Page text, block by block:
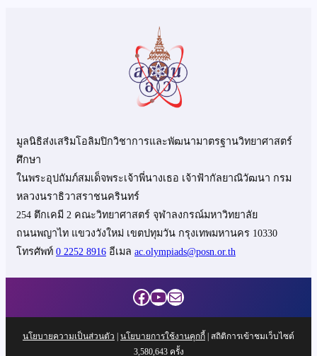
มูลนิธิส่งเสริมโอลิมปิกวิชาการและพัฒนามาตรฐานวิทยาศาสตร์
ศึกษา
ในพระอุปถัมภ์สมเด็จพระเจ้าพี่นางเธอ เจ้าฟ้ากัลยาณิวัฒนา กรม
หลวงนราธิวาสราชนครินทร์
254 ตึกเคมี 2 คณะวิทยาศาสตร์ จุฬาลงกรณ์มหาวิทยาลัย
ถนนพญาไท แขวงวังใหม่ เขตปทุมวัน กรุงเทพมหานคร 10330
โทรศัพท์ 0 2252 8916 อีเมล ac.olympiads@posn.or.th
Facebook
YouTube
Mail
นโยบายความเป็นส่วนตัว | นโยบายการใช้งานคุกกี้ | สถิติการเข้าชมเว็บไซต์
3,580,643ครั้ง